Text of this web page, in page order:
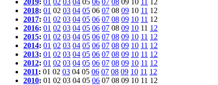
2019: 01 02 03 04 05 06 07 08 09 10 11 12
2018: 01 02 03 04 05 06 07 08 09 10 11 12
2017: 01 02 03 04 05 06 07 08 09 10 11 12
2016: 01 02 03 04 05 06 07 08 09 10 11 12
2015: 01 02 03 04 05 06 07 08 09 10 11 12
2014: 01 02 03 04 05 06 07 08 09 10 11 12
2013: 01 02 03 04 05 06 07 08 09 10 11 12
2012: 01 02 03 04 05 06 07 08 09 10 11 12
2011: 01 02 03 04 05 06 07 08 09 10 11 12
2010: 01 02 03 04 05 06 07 08 09 10 11 12